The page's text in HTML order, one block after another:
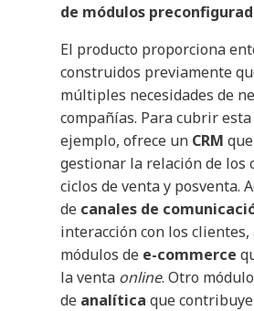
de módulos
El producto proporciona
construidos previamente
múltiples necesidades de
compañías. Para cubrir
ejemplo, ofrece un CRM
gestionar la relación de los
ciclos de venta y posventa.
de canales de
interacción con los clientes,
módulos de e-commerce
la venta online. Otro
de analítica que